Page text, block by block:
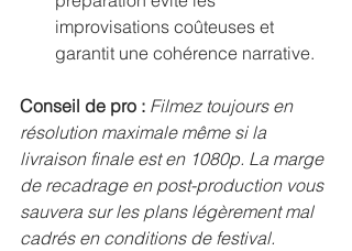
improvisations coûteuses et
garantit une cohérence narrative.
Conseil de pro : Filmez toujours en
résolution maximale même si la
livraison finale est en 1080p. La marge
de recadrage en post-production vous
sauvera sur les plans légèrement mal
cadrés en conditions de festival.